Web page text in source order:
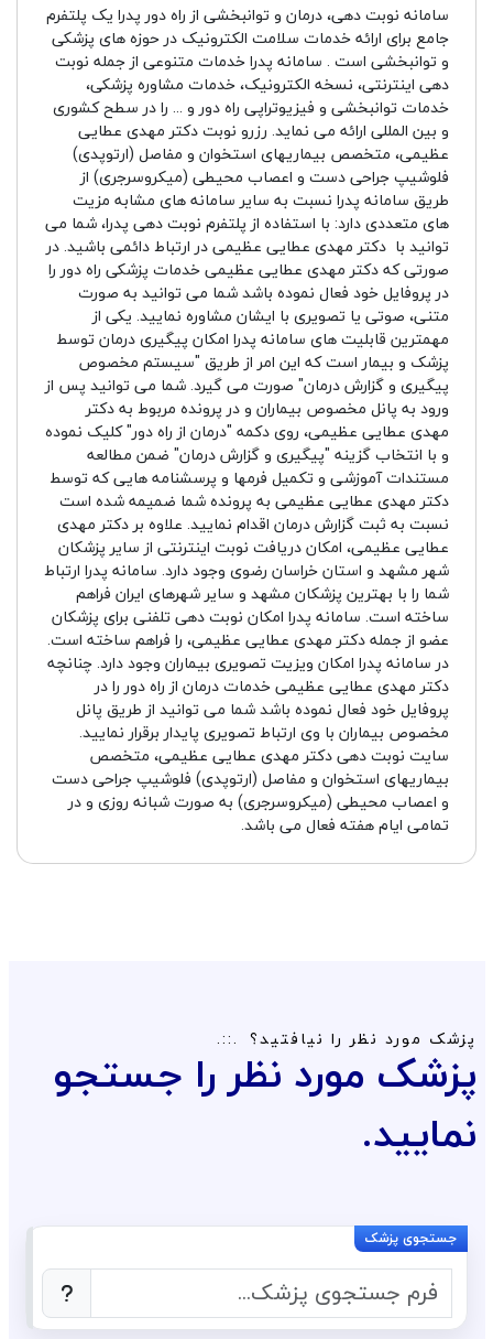
سامانه نوبت دهی، درمان و توانبخشی از راه دور پدرا یک پلتفرم
جامع برای ارائه خدمات سلامت الکترونیک در حوزه های پزشکی
و توانبخشی است . سامانه پدرا خدمات متنوعی از جمله نوبت
دهی اینترنتی، نسخه الکترونیک، خدمات مشاوره پزشکی،
خدمات توانبخشی و فیزیوتراپی راه دور و ... را در سطح کشوری
و بین المللی ارائه می نماید. رزرو نوبت دکتر مهدی عطایی
عظیمی، متخصص بیماریهای استخوان و مفاصل (ارتوپدی)
فلوشیپ جراحی دست و اعصاب محیطی (میکروسرجری) از
طریق سامانه پدرا نسبت به سایر سامانه های مشابه مزیت
های متعددی دارد: با استفاده از پلتفرم نوبت دهی پدرا، شما می
توانید با دکتر مهدی عطایی عظیمی در ارتباط دائمی باشید. در
صورتی که دکتر مهدی عطایی عظیمی خدمات پزشکی راه دور را
در پروفایل خود فعال نموده باشد شما می توانید به صورت
متنی، صوتی یا تصویری با ایشان مشاوره نمایید. یکی از
مهمترین قابلیت های سامانه پدرا امکان پیگیری درمان توسط
پزشک و بیمار است که این امر از طریق "سیستم مخصوص
پیگیری و گزارش درمان" صورت می گیرد. شما می توانید پس از
ورود به پانل مخصوص بیماران و در پرونده مربوط به دکتر
مهدی عطایی عظیمی، روی دکمه "درمان از راه دور" کلیک نموده
و با انتخاب گزینه "پیگیری و گزارش درمان" ضمن مطالعه
مستندات آموزشی و تکمیل فرمها و پرسشنامه هایی که توسط
دکتر مهدی عطایی عظیمی به پرونده شما ضمیمه شده است
نسبت به ثبت گزارش درمان اقدام نمایید. علاوه بر دکتر مهدی
عطایی عظیمی، امکان دریافت نوبت اینترنتی از سایر پزشکان
شهر مشهد و استان خراسان رضوی وجود دارد. سامانه پدرا ارتباط
شما را با بهترین پزشکان مشهد و سایر شهرهای ایران فراهم
ساخته است. سامانه پدرا امکان نوبت دهی تلفنی برای پزشکان
عضو از جمله دکتر مهدی عطایی عظیمی، را فراهم ساخته است.
در سامانه پدرا امکان ویزیت تصویری بیماران وجود دارد. چنانچه
دکتر مهدی عطایی عظیمی خدمات درمان از راه دور را در
پروفایل خود فعال نموده باشد شما می توانید از طریق پانل
مخصوص بیماران با وی ارتباط تصویری پایدار برقرار نمایید.
سایت نوبت دهی دکتر مهدی عطایی عظیمی، متخصص
بیماریهای استخوان و مفاصل (ارتوپدی) فلوشیپ جراحی دست
و اعصاب محیطی (میکروسرجری) به صورت شبانه روزی و در
تمامی ایام هفته فعال می باشد.
پزشک مورد نظر را نیافتید؟
پزشک مورد نظر را جستجو
نمایید.